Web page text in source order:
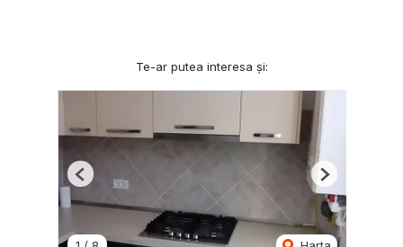
Te-ar putea interesa și:
Previous Next